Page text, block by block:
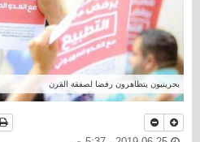
بحرينيون يتظاهرون رفضا لصفقة القرن